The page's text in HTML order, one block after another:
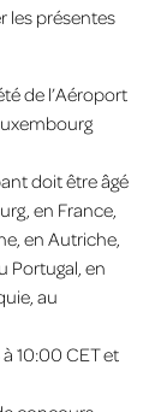
les présentes
de l’Aéroport
doit être âgé
en France,
en Autriche,
Portugal, en
au
10:00 CET et